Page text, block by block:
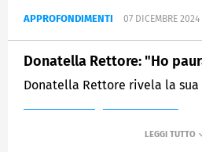
APPROFONDIMENTI 07 DICEMBRE 2024
Donatella Rettore: "Ho
Donatella Rettore rivela la